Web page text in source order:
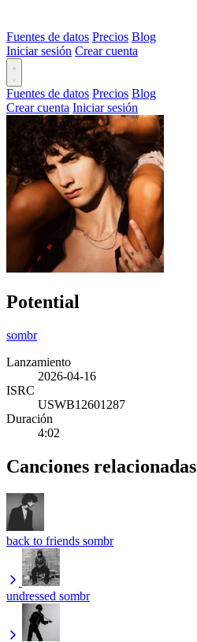
Fuentes de datos Precios Blog
Iniciar sesión Crear cuenta
Fuentes de datos Precios Blog
Crear cuenta Iniciar sesión
Potential
sombr
Lanzamiento
2026-04-16
ISRC
USWB12601287
Duración
4:02
Canciones relacionadas
back to friends sombr
undressed sombr